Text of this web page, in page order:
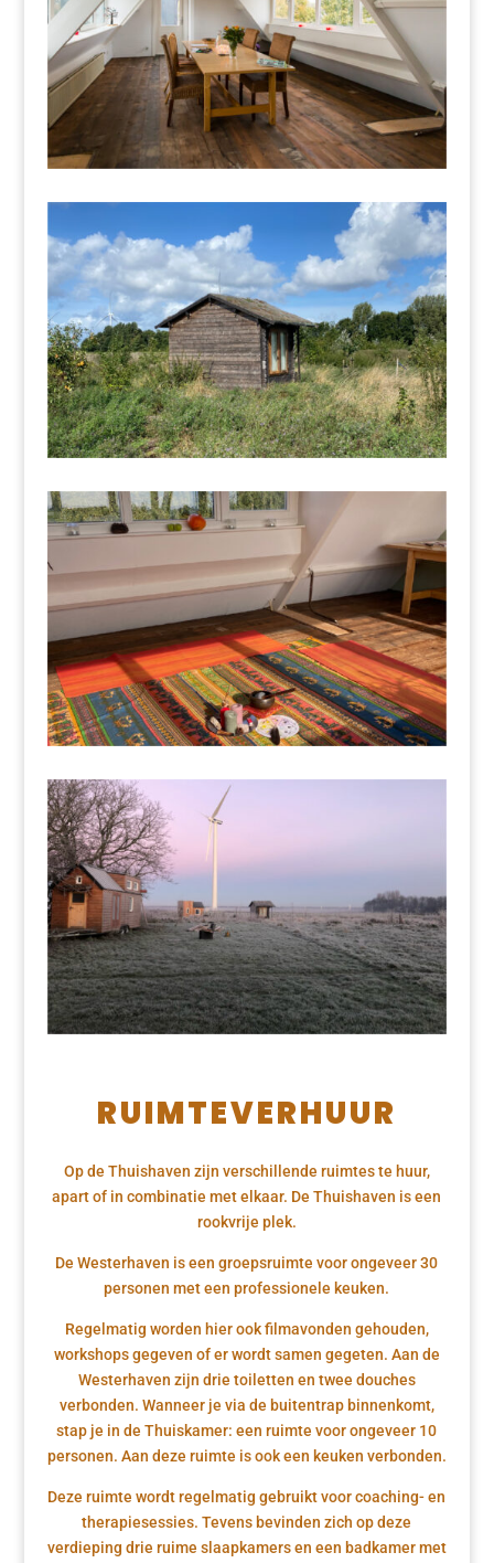
RUIMTEVERHUUR
Op de Thuishaven zijn verschillende ruimtes te huur,
apart of in combinatie met elkaar. De Thuishaven is een
rookvrije plek.
De Westerhaven is een groepsruimte voor ongeveer 30
personen met een professionele keuken.
Regelmatig worden hier ook filmavonden gehouden,
workshops gegeven of er wordt samen gegeten. Aan de
Westerhaven zijn drie toiletten en twee douches
verbonden. Wanneer je via de buitentrap binnenkomt,
stap je in de Thuiskamer: een ruimte voor ongeveer 10
personen. Aan deze ruimte is ook een keuken verbonden.
Deze ruimte wordt regelmatig gebruikt voor coaching- en
therapiesessies. Tevens bevinden zich op deze
verdieping drie ruime slaapkamers en een badkamer met